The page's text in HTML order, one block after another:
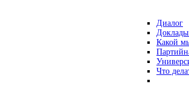
Диалог
Какой
Что